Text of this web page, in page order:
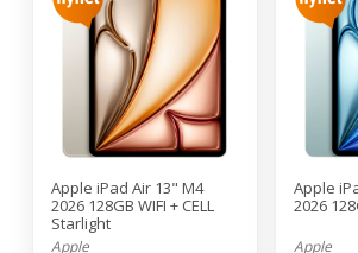
Apple iPad Air 13" M4
2026 128GB WIFI + CELL
Starlight
Apple
Apple
2026
Apple